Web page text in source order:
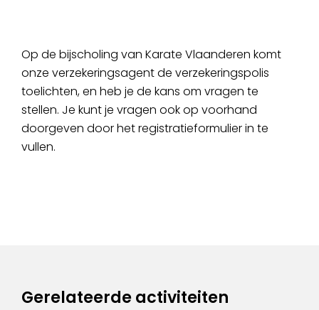
Op de bijscholing van Karate Vlaanderen komt
onze verzekeringsagent de verzekeringspolis
toelichten, en heb je de kans om vragen te
stellen. Je kunt je vragen ook op voorhand
doorgeven door het registratieformulier in te
vullen.
Gerelateerde activiteiten